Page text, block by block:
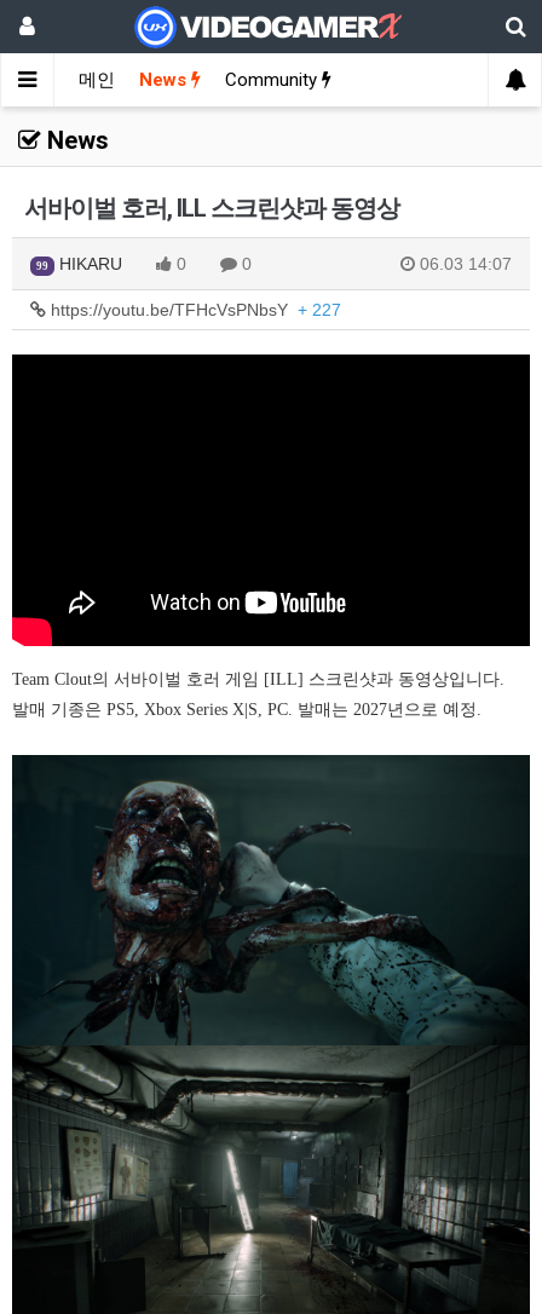
메인 News Community
News
서바이벌 호러, ILL 스크린샷과 동영상
99 HIKARU 0 0 06.03 14:07
https://youtu.be/TFHcVsPNbsY + 227
Team Clout의 서바이벌 호러 게임 [ILL] 스크린샷과 동영상입니다.
발매 기종은 PS5, Xbox Series X|S, PC. 발매는 2027년으로 예정.